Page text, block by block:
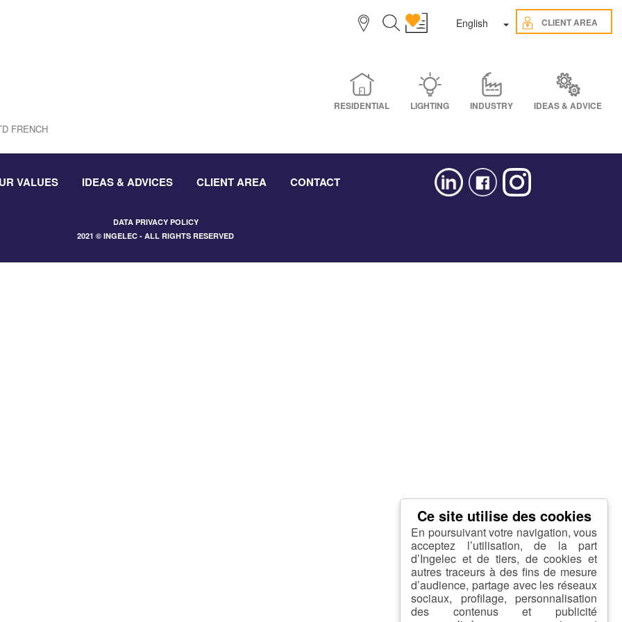
En poursuivant votre navigation, vous
acceptez l’utilisation, de la part
d’Ingelec et de tiers, de cookies et
autres traceurs à des fins de mesure
d’audience, partage avec les réseaux
sociaux, profilage, personnalisation
des contenus et publicité
English Toggle Dropdown
CLIENT AREA
RESIDENTIAL LIGHTING INDUSTRY IDEAS & ADVICE
FRENCH
VALUES IDEAS & ADVICES CLIENT AREA CONTACT
DATA PRIVACY POLICY
2021 © INGELEC - ALL RIGHTS RESERVED